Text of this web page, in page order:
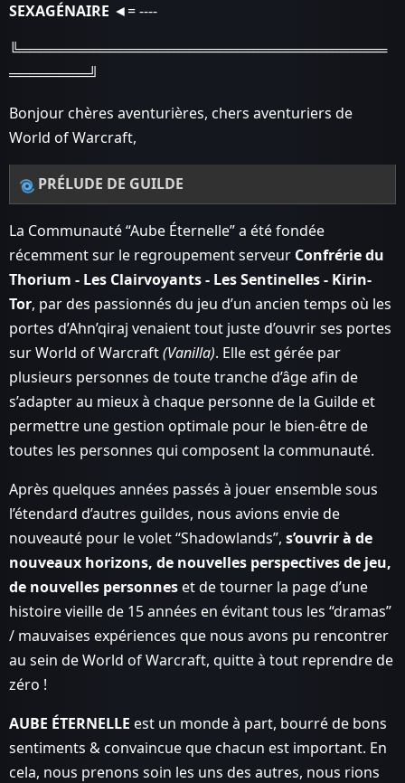
SEXAGÉNAIRE ◄= ----
╚═════════════════════════════════════
════════╝
Bonjour chères aventurières, chers aventuriers de
World of Warcraft,
PRÉLUDE DE GUILDE
La Communauté “Aube Éternelle” a été fondée
récemment sur le regroupement serveur Confrérie du
Thorium - Les Clairvoyants - Les Sentinelles - Kirin-
Tor, par des passionnés du jeu d’un ancien temps où les
portes d’Ahn’qiraj venaient tout juste d’ouvrir ses portes
sur World of Warcraft(Vanilla). Elle est gérée par
plusieurs personnes de toute tranche d’âge afin de
s’adapter au mieux à chaque personne de la Guilde et
permettre une gestion optimale pour le bien-être de
toutes les personnes qui composent la communauté.
Après quelques années passés à jouer ensemble sous
l’étendard d’autres guildes, nous avions envie de
nouveauté pour le volet “Shadowlands”, s’ouvrir à de
nouveaux horizons, de nouvelles perspectives de jeu,
de nouvelles personnes et de tourner la page d’une
histoire vieille de 15 années en évitant tous les “dramas”
/ mauvaises expériences que nous avons pu rencontrer
au sein de World of Warcraft, quitte à tout reprendre de
zéro !
AUBE ÉTERNELLE est un monde à part, bourré de bons
sentiments & convaincue que chacun est important. En
cela, nous prenons soin les uns des autres, nous rions